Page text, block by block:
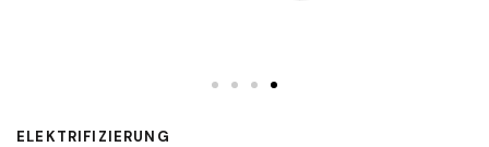
ELEKTRIFIZIERUNG